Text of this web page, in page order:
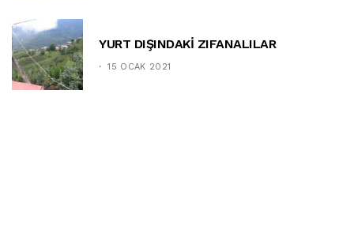
YURT DIŞINDAKİ ZIFANALILAR
15 OCAK 2021